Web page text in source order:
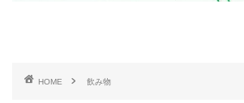
HOME 飲み物